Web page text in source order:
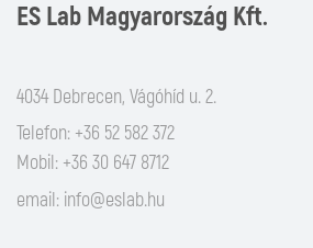
ES Lab Magyarország Kft.
4034 Debrecen, Vágóhíd u. 2.
Telefon: +36 52 582 372
Mobil: +36 30 647 8712
email: info@eslab.hu